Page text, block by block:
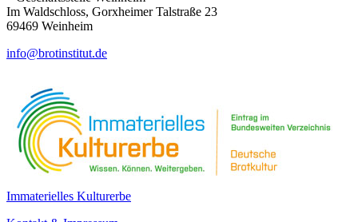
Im Waldschloss, Gorxheimer Talstraße 23
69469 Weinheim
info@brotinstitut.de
Immaterielles Kulturerbe